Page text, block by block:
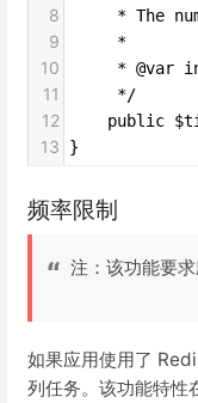
8
* The
9
     *
10
* @var
11
     */
12
public
13 }
频率限制
注：该功能要
如果应用使用了
列任务。该功能特性